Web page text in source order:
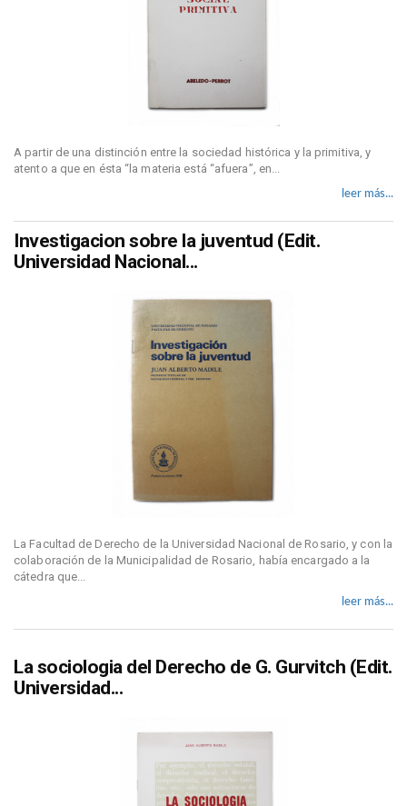
A partir de una distinción entre la sociedad histórica y la primitiva, y
atento a que en ésta “la materia está “afuera”, en...
leer más...
Investigacion sobre la juventud (Edit.
Universidad Nacional...
La Facultad de Derecho de la Universidad Nacional de Rosario, y con la
colaboración de la Municipalidad de Rosario, había encargado a la
cátedra que...
leer más...
La sociologia del Derecho de G. Gurvitch (Edit.
Universidad...